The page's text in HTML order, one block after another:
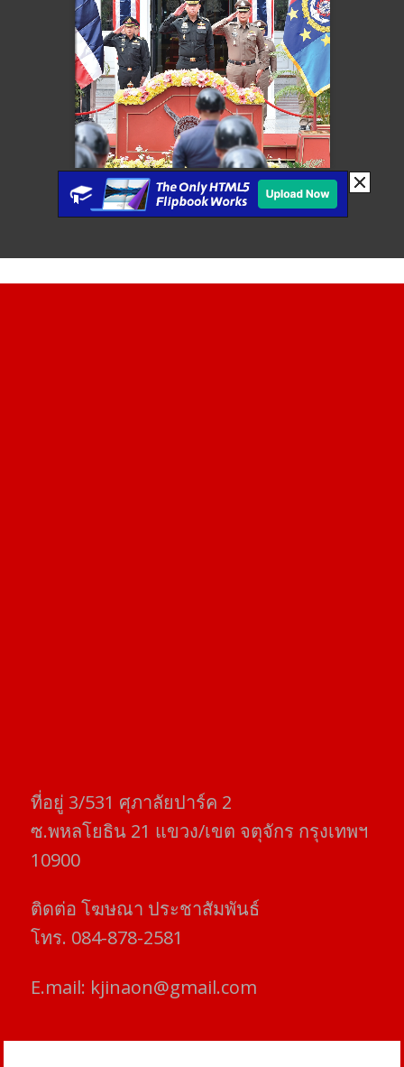
ที่อยู่​ 3/531​ ศุภาลัยปาร์ค​ 2
ซ.พหลโยธิน​ 21​ แขวง/เขต​ จตุจักร​ กรุงเทพฯ
10900
ติดต่อ​ โฆษณา​ ประชาสัมพันธ์
โทร​. 084-878-2581
E.mail: kjinaon@gmail.com